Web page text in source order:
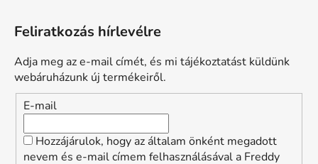
Feliratkozás hírlevélre
Adja meg az e-mail címét, és mi tájékoztatást küldünk
webáruházunk új termékeiről.
E-mail
Hozzájárulok, hogy az általam önként megadott
nevem és e-mail címem felhasználásával a Freddy